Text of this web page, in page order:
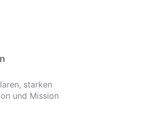
starken
und Mission